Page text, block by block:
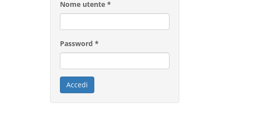
Nome utente *
Password *
Accedi